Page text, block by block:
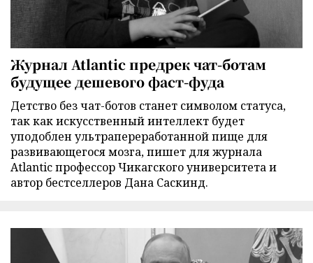
Журнал Atlantic предрек чат-ботам
будущее дешевого фаст-фуда
Детство без чат-ботов станет символом статуса,
так как искусственный интеллект будет
уподоблен ультрапереработанной пище для
развивающегося мозга, пишет для журнала
Atlantic профессор Чикагского университета и
автор бестселлеров Дана Саскинд.